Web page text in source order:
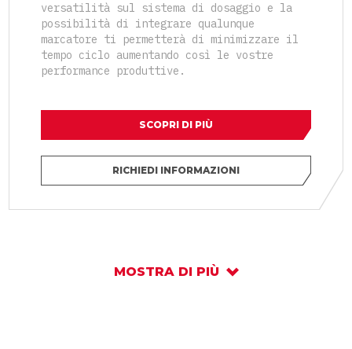
versatilità sul sistema di dosaggio e la
possibilità di integrare qualunque
marcatore ti permetterà di minimizzare il
tempo ciclo aumentando così le vostre
performance produttive.
SCOPRI DI PIÙ
RICHIEDI INFORMAZIONI
MOSTRA DI PIÙ